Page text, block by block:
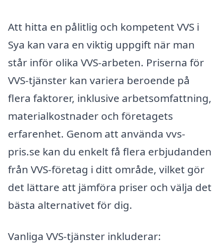
Att hitta en pålitlig och kompetent VVS i
Sya kan vara en viktig uppgift när man
står inför olika VVS-arbeten. Priserna för
VVS-tjänster kan variera beroende på
flera faktorer, inklusive arbetsomfattning,
materialkostnader och företagets
erfarenhet. Genom att använda vvs-
pris.se kan du enkelt få flera erbjudanden
från VVS-företag i ditt område, vilket gör
det lättare att jämföra priser och välja det
bästa alternativet för dig.
Vanliga VVS-tjänster inkluderar: